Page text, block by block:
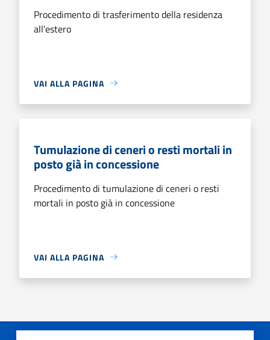
Procedimento di trasferimento della residenza
all'estero
VAI ALLA PAGINA
Tumulazione di ceneri o resti mortali in
posto già in concessione
Procedimento di tumulazione di ceneri o resti
mortali in posto già in concessione
VAI ALLA PAGINA